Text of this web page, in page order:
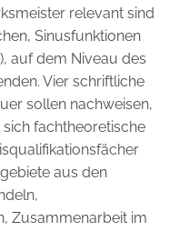
relevant sind
Sinusfunktionen
auf dem Niveau des
Vier schriftliche
sollen nachweisen,
fachtheoretische
aus den
Zusammenarbeit im